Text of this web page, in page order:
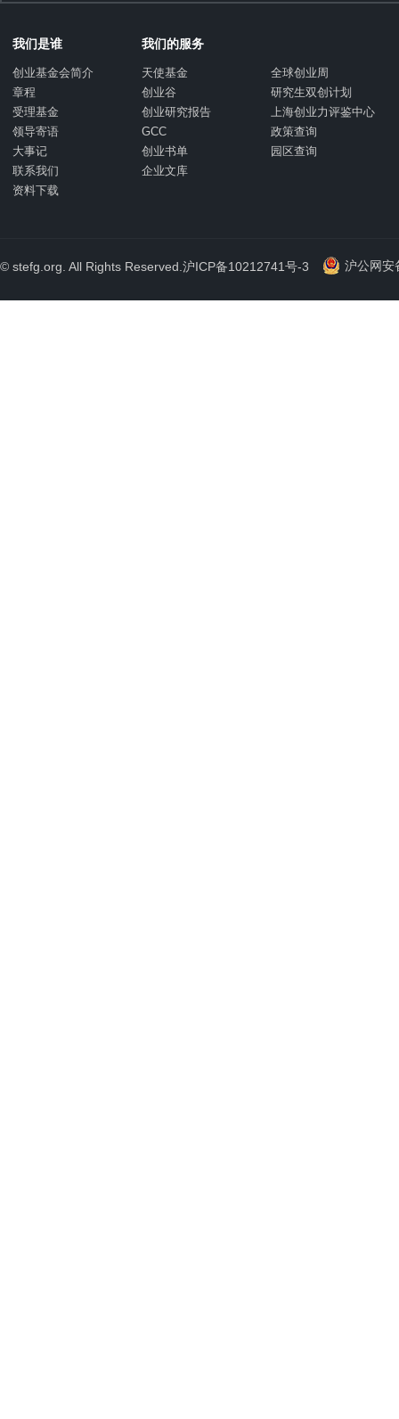
我们是谁
创业基金会简介
章程
受理基金
领导寄语
大事记
联系我们
资料下载
我们的服务
天使基金
全球创业周
创业谷
研究生双创计划
创业研究报告
上海创业力评鉴中心
GCC
政策查询
创业书单
园区查询
企业文库
© stefg.org. All Rights Reserved. 沪ICP备10212741号-3 沪公网安